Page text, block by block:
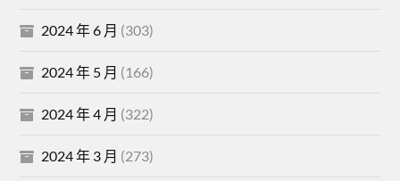
2024 年 6 月 (303)
2024 年 5 月 (166)
2024 年 4 月 (322)
2024 年 3 月 (273)